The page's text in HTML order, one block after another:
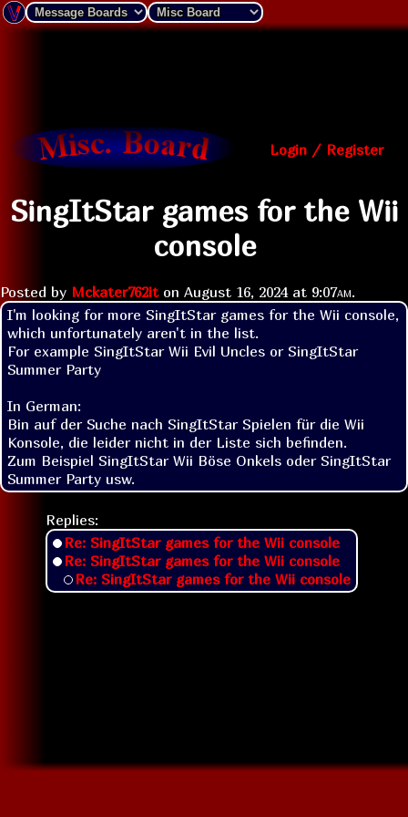
Login / Register
SingItStar games for the Wii
console
Posted by Mckater762iton August 16, 2024 at 9:07am.
I'm looking for more SingItStar games for the Wii console,
which unfortunately aren't in the list.
For example SingItStar Wii Evil Uncles or SingItStar
Summer Party
In German:
Bin auf der Suche nach SingItStar Spielen für die Wii
Konsole, die leider nicht in der Liste sich befinden.
Zum Beispiel SingItStar Wii Böse Onkels oder SingItStar
Summer Party usw.
Replies:
Re: SingItStar games for the Wii console
Re: SingItStar games for the Wii console
Re: SingItStar games for the Wii console